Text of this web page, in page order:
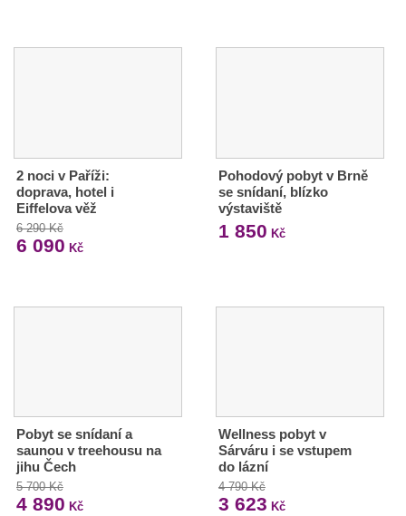
2 noci v Paříži:
doprava, hotel i
Eiffelova věž
6 290 Kč
6 090 Kč
Pohodový pobyt v Brně
se snídaní, blízko
výstaviště
1 850 Kč
Pobyt se snídaní a
saunou v treehousu na
jihu Čech
5 700 Kč
4 890 Kč
Wellness pobyt v
Sárváru i se vstupem
do lázní
4 790 Kč
3 623 Kč